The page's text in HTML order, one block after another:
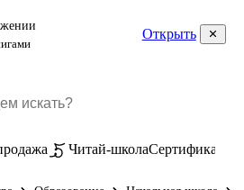
Открыть
Читай-школаСертификаты